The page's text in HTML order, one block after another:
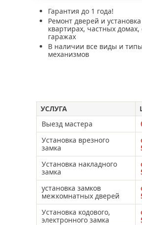
Гарантия до 1 года!
Ремонт дверей и
квартирах, частных домах,
гаражах
В наличии все виды и типы
механизмов
УСЛУГА
Выезд мастера
Установка врезного
замка
Установка накладного
замка
установка замков
межкомнатных дверей
Установка кодового,
электронного замка